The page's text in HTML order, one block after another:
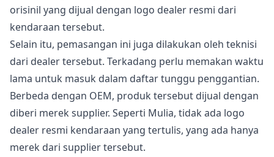
orisinil yang dijual dengan logo dealer resmi dari
kendaraan tersebut.
Selain itu, pemasangan ini juga dilakukan oleh teknisi
dari dealer tersebut. Terkadang perlu memakan waktu
lama untuk masuk dalam daftar tunggu penggantian.
Berbeda dengan OEM, produk tersebut dijual dengan
diberi merek supplier. Seperti Mulia, tidak ada logo
dealer resmi kendaraan yang tertulis, yang ada hanya
merek dari supplier tersebut.